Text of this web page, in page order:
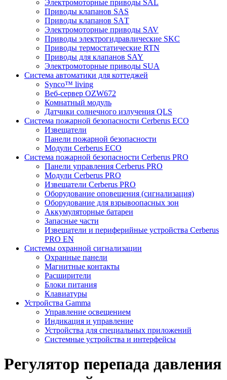
Электромоторные приводы SAL
Приводы клапанов SAS
Приводы клапанов SAТ
Электромоторные приводы SAV
Приводы электрогидравлические SKC
Приводы термостатические RTN
Приводы для клапанов SAY
Электромоторные приводы SUA
Система автоматики для коттеджей
Synco™ living
Веб-сервер OZW672
Комнатный модуль
Датчики солнечного излучения QLS
Система пожарной безопасности Cerberus ECO
Извещатели
Панели пожарной безопасности
Модули Cerberus ECO
Система пожарной безопасности Cerberus PRO
Панели управления Cerberus PRO
Модули Cerberus PRO
Извещатели Cerberus PRO
Оборудование оповещения (сигнализация)
Оборудование для взрывоопасных зон
Аккумуляторные батареи
Запасные части
Извещатели и периферийные устройства Cerberus
PRO EN
Системы охранной сигнализации
Охранные панели
Магнитные контакты
Расширители
Блоки питания
Клавиатуры
Устройства Gamma
Управление освещением
Индикация и управление
Устройства для специальных приложений
Системные устройства и интерфейсы
Регулятор перепада давления